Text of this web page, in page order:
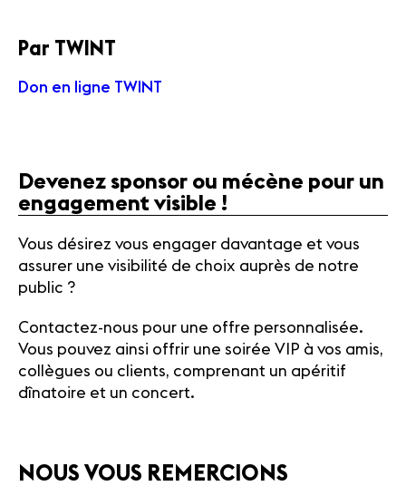
Par TWINT
Don en ligne TWINT
Devenez sponsor ou mécène pour un
engagement visible !
Vous désirez vous engager davantage et vous
assurer une visibilité de choix auprès de notre
public ?
Contactez-nous pour une offre personnalisée.
Vous pouvez ainsi offrir une soirée VIP à vos amis,
collègues ou clients, comprenant un apéritif
dînatoire et un concert.
NOUS VOUS REMERCIONS